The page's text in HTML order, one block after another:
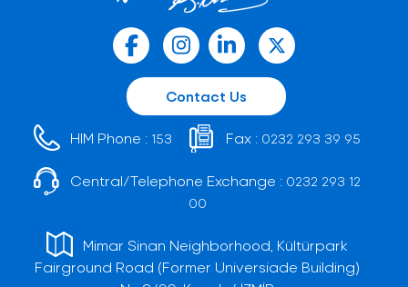
Contact Us
HIM Phone : 153 Fax : 0232 293 39 95
Central/Telephone Exchange : 0232 293 12
00
Mimar Sinan Neighborhood, Kültürpark
Fairground Road (Former Universiade Building)